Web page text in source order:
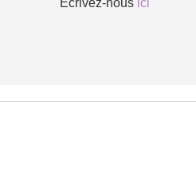
Ecrivez-nous ici